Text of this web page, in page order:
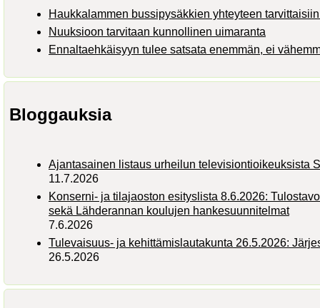
Haukkalammen bussipysäkkien yhteyteen
Nuuksioon tarvitaan kunnollinen uimaranta
Ennaltaehkäisyyn tulee satsata enemmän, ei
Bloggauksia
Ajantasainen listaus urheilun televisiontioikeuksista
11.7.2026
Konserni- ja tilajaoston esityslista 8.6.2026:
sekä Lähderannan koulujen hankesuunnitelmat
7.6.2026
Tulevaisuus- ja kehittämislautakunta 26.5.2026:
26.5.2026